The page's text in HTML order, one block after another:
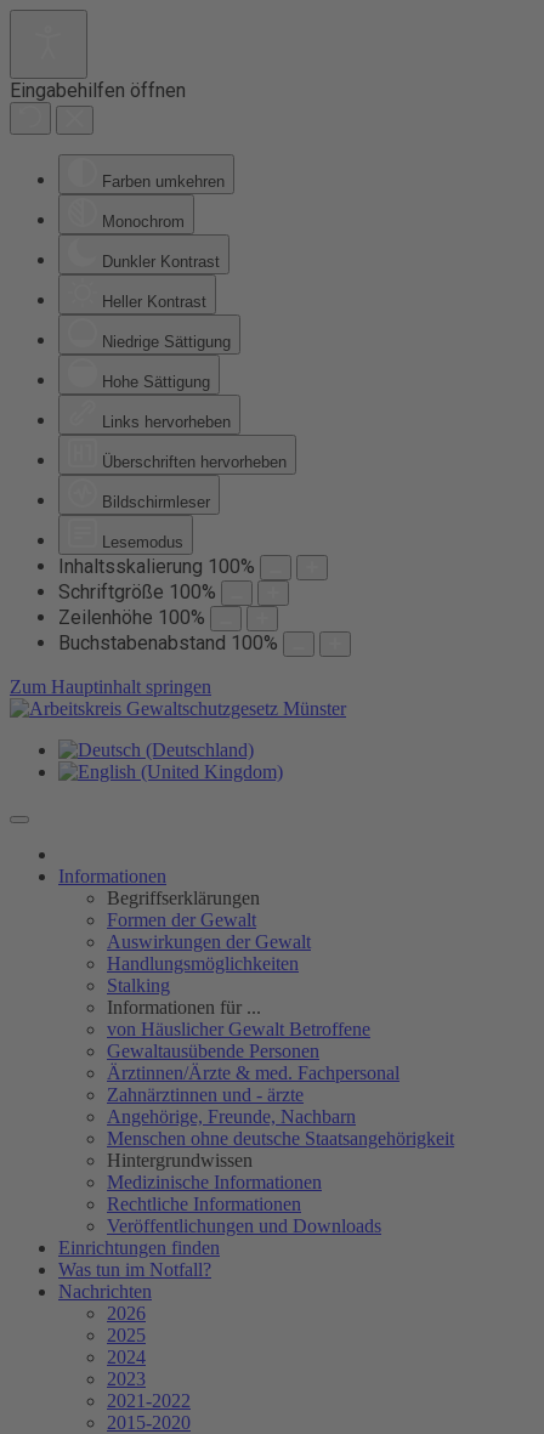
Eingabehilfen öffnen
Farben umkehren
Monochrom
Dunkler Kontrast
Heller Kontrast
Niedrige Sättigung
Hohe Sättigung
Links hervorheben
Überschriften hervorheben
Bildschirmleser
Lesemodus
Inhaltsskalierung 100%
Schriftgröße 100%
Zeilenhöhe 100%
Buchstabenabstand 100%
Zum Hauptinhalt springen
Informationen
Begriffserklärungen
Formen der Gewalt
Auswirkungen der Gewalt
Handlungsmöglichkeiten
Stalking
Informationen für ...
von Häuslicher Gewalt Betroffene
Gewaltausübende Personen
Ärztinnen/Ärzte & med. Fachpersonal
Zahnärztinnen und - ärzte
Angehörige, Freunde, Nachbarn
Menschen ohne deutsche Staatsangehörigkeit
Hintergrundwissen
Medizinische Informationen
Rechtliche Informationen
Veröffentlichungen und Downloads
Einrichtungen finden
Was tun im Notfall?
Nachrichten
2026
2025
2024
2023
2021-2022
2015-2020